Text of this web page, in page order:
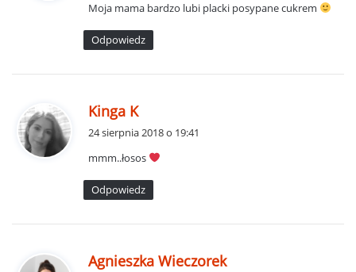
z
e
:
Moja mama bardzo lubi placki posypane cukrem
Odpowiedz
Kinga Kp
z
e
:
24 sierpnia 2018 o 19:41
mmm..łosos
Odpowiedz
Agnieszka Wieczorekp